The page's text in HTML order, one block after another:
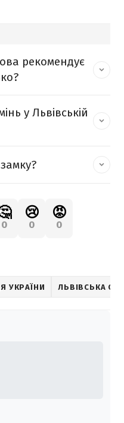
рекомендує
у Львівській
0
😢
0
😡
0
УКРАЇНИ ЛЬВІВСЬКА